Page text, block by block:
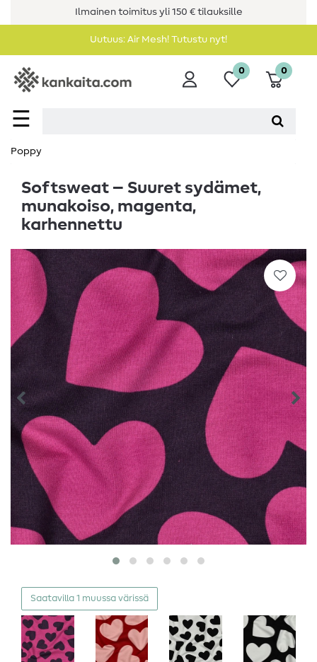
Ilmainen toimitus yli 150 € tilauksille
Uutuus: Air Mesh! Tutustu nyt!
☰
0 0
Poppy
Softsweat – Suuret sydämet,
munakoiso, magenta,
karhennettu
Saatavilla 1 muussa värissä